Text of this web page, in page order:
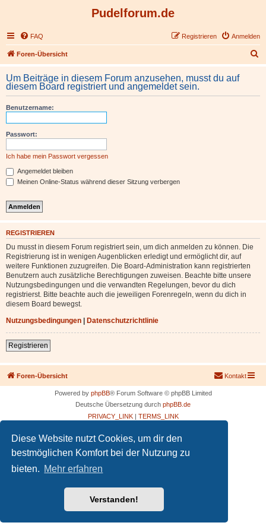
Diese Website nutzt Cookies, um dir den
bestmöglichen Komfort bei der Nutzung zu
bieten. Mehr erfahren
Verstanden!
Pudelforum.de
FAQ Anmelden
Registrieren
Foren-Übersicht
u
h
Um Beiträge in diesem Forum anzusehen, musst du auf
diesem Board registriert und angemeldet sein.
Benutzername:
Passwort:
Ich habe mein Passwort vergessen
Angemeldet bleiben
Meinen Online-Status während dieser Sitzung verbergen
REGISTRIEREN
Du musst in diesem Forum registriert sein, um dich anmelden zu können. Die
Registrierung ist in wenigen Augenblicken erledigt und ermöglicht dir, auf
weitere Funktionen zuzugreifen. Die Board-Administration kann registrierten
Benutzern auch zusätzliche Berechtigungen zuweisen. Beachte bitte unsere
Nutzungsbedingungen und die verwandten Regelungen, bevor du dich
registrierst. Bitte beachte auch die jeweiligen Forenregeln, wenn du dich in
diesem Board bewegst.
Nutzungsbedingungen | Datenschutzrichtlinie
Registrieren
Foren-Übersicht Kontakt
Powered by phpBB® Forum Software © phpBB Limited
Deutsche Übersetzung durch phpBB.de
PRIVACY_LINK| TERMS_LINK